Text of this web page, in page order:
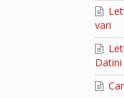
vari
Datini